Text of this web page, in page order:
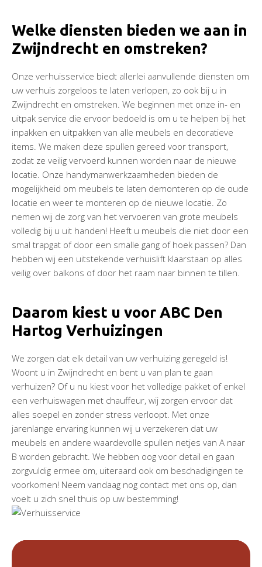
Welke diensten bieden we aan in
Zwijndrecht en omstreken?
Onze verhuisservice biedt allerlei aanvullende diensten om
uw verhuis zorgeloos te laten verlopen, zo ook bij u in
Zwijndrecht en omstreken. We beginnen met onze in- en
uitpak service die ervoor bedoeld is om u te helpen bij het
inpakken en uitpakken van alle meubels en decoratieve
items. We maken deze spullen gereed voor transport,
zodat ze veilig vervoerd kunnen worden naar de nieuwe
locatie. Onze handymanwerkzaamheden bieden de
mogelijkheid om meubels te laten demonteren op de oude
locatie en weer te monteren op de nieuwe locatie. Zo
nemen wij de zorg van het vervoeren van grote meubels
volledig bij u uit handen! Heeft u meubels die niet door een
smal trapgat of door een smalle gang of hoek passen? Dan
hebben wij een uitstekende verhuislift klaarstaan op alles
veilig over balkons of door het raam naar binnen te tillen.
Daarom kiest u voor ABC Den
Hartog Verhuizingen
We zorgen dat elk detail van uw verhuizing geregeld is!
Woont u in Zwijndrecht en bent u van plan te gaan
verhuizen? Of u nu kiest voor het volledige pakket of enkel
een verhuiswagen met chauffeur, wij zorgen ervoor dat
alles soepel en zonder stress verloopt. Met onze
jarenlange ervaring kunnen wij u verzekeren dat uw
meubels en andere waardevolle spullen netjes van A naar
B worden gebracht. We hebben oog voor detail en gaan
zorgvuldig ermee om, uiteraard ook om beschadigingen te
voorkomen! Neem vandaag nog contact met ons op, dan
voelt u zich snel thuis op uw bestemming!